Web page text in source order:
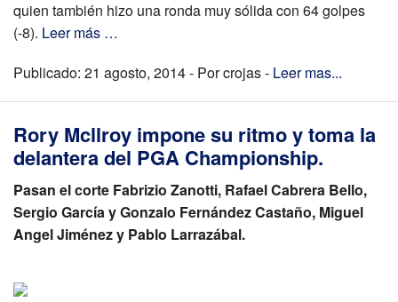
quien también hizo una ronda muy sólida con 64 golpes
(-8). Leer más …
Publicado: 21 agosto, 2014 - Por crojas - Leer mas...
Rory Mcllroy impone su ritmo y toma la
delantera del PGA Championship.
Pasan el corte Fabrizio Zanotti, Rafael Cabrera Bello,
Sergio García y Gonzalo Fernández Castaño, Miguel
Angel Jiménez y Pablo Larrazábal.